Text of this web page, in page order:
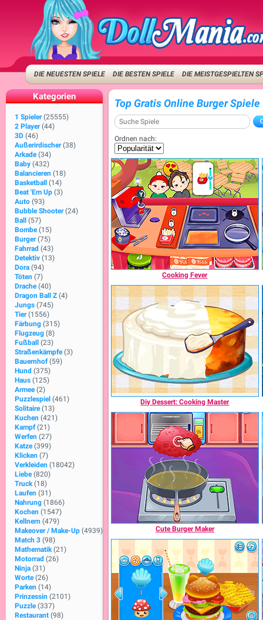
DIE NEUESTEN SPIELE DIE BESTEN SPIELE DIE MEISTGESPIELTEN
Kategorien
1 Spieler (25555)
2 Player (44)
3D (46)
Außerirdischer (38)
Arkade (34)
Baby (432)
Balancieren (18)
Basketball
(14)
Beat 'Em Up (3)
Auto (93)
Bubble Shooter (24)
Ball
(57)
Bombe (15)
Burger (75)
Fahrrad (43)
Detektiv (13)
Dora (94)
Töten (7)
Drache (40)
Dragon Ball Z (4)
Jungs (745)
Tier (1556)
Färbung (315)
Flugzeug (8)
Fußball
(23)
Straßenkämpfe (3)
Bauernhof (59)
Hund (375)
Haus (125)
Armee (2)
Puzzlespiel (461)
Solitaire (13)
Kuchen (421)
Kampf (21)
Werfen (27)
Katze (399)
Klicken (7)
Verkleiden (18042)
Liebe (820)
Truck (18)
Laufen (31)
Nahrung (1866)
Kochen (1547)
Kellnern (479)
Makeover / Make-Up (4939)
Match 3 (98)
Mathematik (21)
Motorrad (26)
Ninja (31)
Worte (26)
Parken (14)
Prinzessin (2101)
Puzzle (337)
Restaurant (98)
Top Gratis Online Burger Spiele
Ordnen nach:
Cooking Fever
Diy Dessert: Cooking Master
Cute Burger Maker